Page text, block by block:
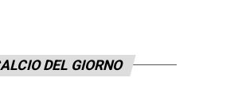
DEL GIORNO